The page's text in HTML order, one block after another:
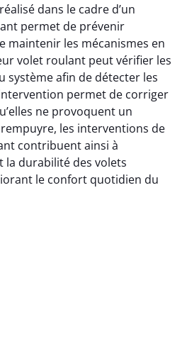
dans le cadre d’un
permet de prévenir
maintenir les mécanismes en
volet roulant peut vérifier les
système afin de détecter les
permet de corriger
ne provoquent un
les interventions de
contribuent ainsi à
la durabilité des volets
le confort quotidien du